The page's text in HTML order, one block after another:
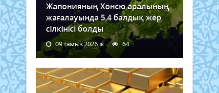
Жапонияның Хонсю аралының
жағалауында 5,4 балдық жер
сілкінісі болды
09 тамыз 2026 ж. 64